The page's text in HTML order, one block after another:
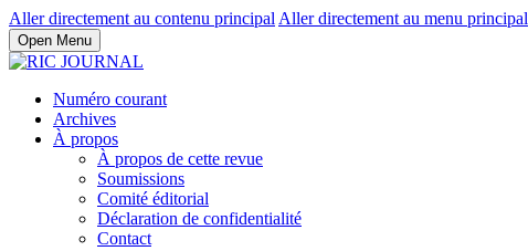
Aller directement au contenu principal Aller directement au menu principal
Open Menu
Numéro courant
Archives
À propos
À propos de cette revue
Soumissions
Comité éditorial
Déclaration de confidentialité
Contact